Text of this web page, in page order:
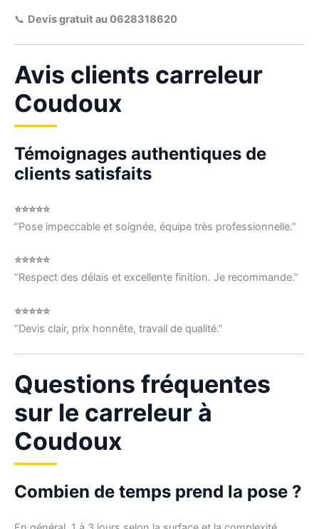
📞 Devis gratuit au 0628318620
Avis clients carreleur
Coudoux
Témoignages authentiques de
clients satisfaits
⭐⭐⭐⭐⭐
“Pose impeccable et soignée, équipe très professionnelle.”
⭐⭐⭐⭐⭐
“Respect des délais et excellente finition. Je recommande.”
⭐⭐⭐⭐⭐
“Devis clair, prix honnête, travail de qualité.”
Questions fréquentes
sur le carreleur à
Coudoux
Combien de temps prend la pose ?